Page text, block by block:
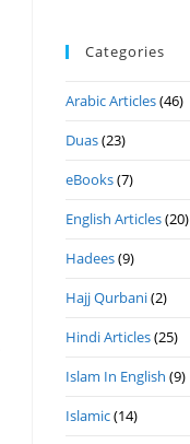
Categories
Arabic Articles(46)
Duas(23)
eBooks(7)
English Articles(20)
Hadees(9)
Hajj Qurbani(2)
Hindi Articles(25)
Islam In English (9)
Islamic(14)